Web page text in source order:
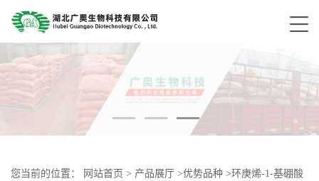
您当前的位置： 网站首页 > 产品展厅 >优势品种 >环庚烯-1-基硼酸